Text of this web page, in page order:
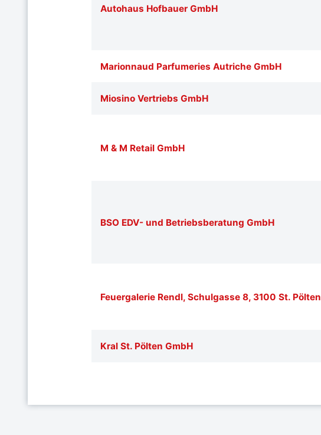
Autohaus Hofbauer GmbH
Marionnaud Parfumeries Autriche GmbH
Miosino Vertriebs GmbH
M & M Retail GmbH
BSO EDV- und Betriebsberatung GmbH
Feuergalerie Rendl, Schulgasse 8, 3100 St. Pölten
Kral St. Pölten GmbH